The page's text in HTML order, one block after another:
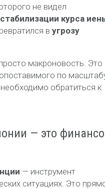
не видел
курса
в угрозу
макроновость. Это
по
обратиться к
— это
— инструмент
ситуациях. Это